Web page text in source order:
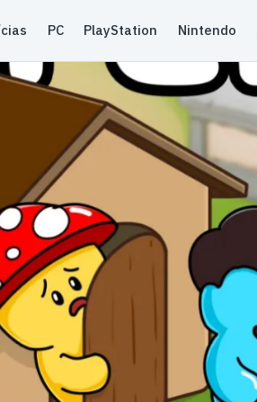
PC PlayStation Nintendo